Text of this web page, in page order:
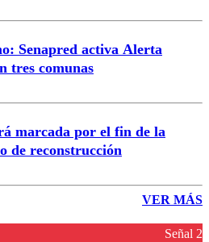
Senapred activa Alerta
tres comunas
marcada por el fin de la
de reconstrucción
VER MÁS
Señal 2